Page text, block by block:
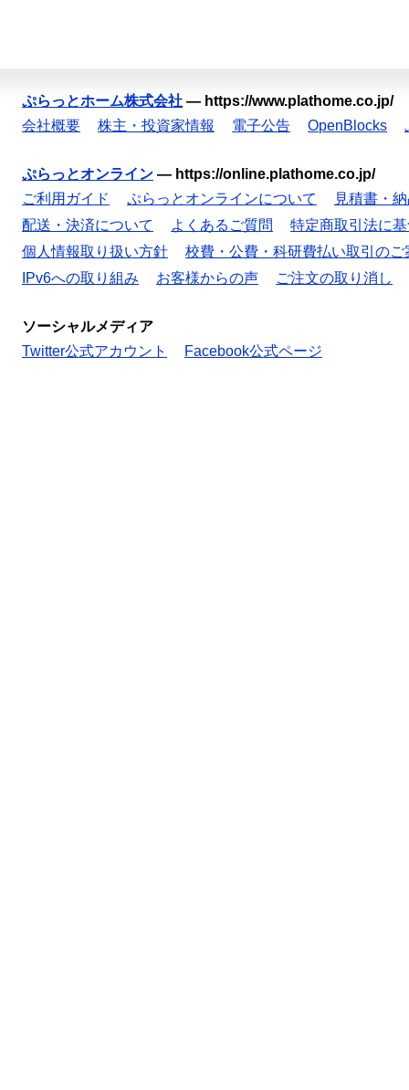
ぷらっとホーム株式会社 — https://www.plathome.co.jp/
会社概要
株主・投資家情報 電子公告 OpenBlocks
ぷらっとオンライン — https://online.plathome.co.jp/
ご利用ガイド
ぷらっとオンラインについて
見積書・
配送・決済について
よくあるご質問
特定商取引法に
個人情報取り扱い方針
校費・公費・科研費払い取引のご
IPv6への取り組み
お客様からの声 ご注文の取り消し
ソーシャルメディア
Twitter公式アカウント
Facebook公式ページ